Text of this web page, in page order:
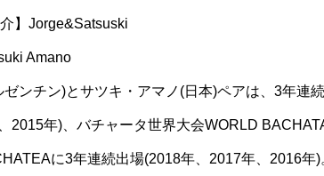
】Jorge&Satsuski
Amano
ンチン)とサツキ・アマノ(日本)ペアは、3年連
2015年)、バチャータ世界大会WORLD
に3年連続出場(2018年、2017年、2016年)